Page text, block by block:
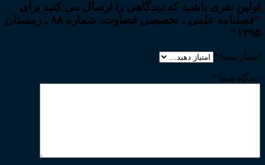
اولین نفری باشید که دیدگاهی را ارسال می کنید برای
“فصلنامه علمی ـ تخصصی قضاوت، شماره ۸۸ ـ زمستان
۱۳۹۵”
امتیاز شما *
دیدگاه شما *